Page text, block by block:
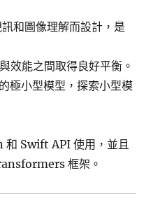
訊和圖像理解而設計，是
效能之間取得良好平衡。
極小型模型，探索小型模
和 Swift API 使用，並且
框架。